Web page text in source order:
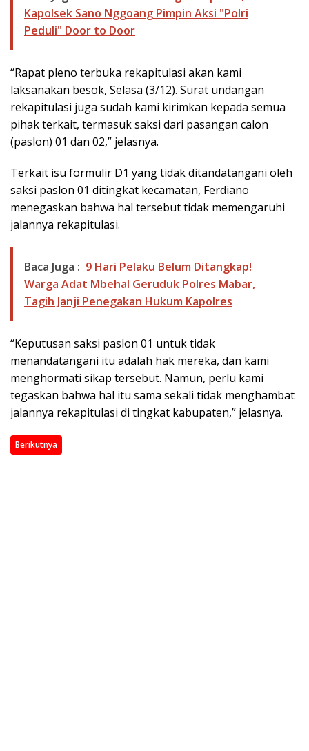
Kapolsek Sano Nggoang Pimpin Aksi "Polri
Peduli" Door to Door
“Rapat pleno terbuka rekapitulasi akan kami
laksanakan besok, Selasa (3/12). Surat undangan
rekapitulasi juga sudah kami kirimkan kepada semua
pihak terkait, termasuk saksi dari pasangan calon
(paslon) 01 dan 02,” jelasnya.
Terkait isu formulir D1 yang tidak ditandatangani oleh
saksi paslon 01 ditingkat kecamatan, Ferdiano
menegaskan bahwa hal tersebut tidak memengaruhi
jalannya rekapitulasi.
Baca Juga : 9 Hari Pelaku Belum Ditangkap!
Warga Adat Mbehal Geruduk Polres Mabar,
Tagih Janji Penegakan Hukum Kapolres
“Keputusan saksi paslon 01 untuk tidak
menandatangani itu adalah hak mereka, dan kami
menghormati sikap tersebut. Namun, perlu kami
tegaskan bahwa hal itu sama sekali tidak menghambat
jalannya rekapitulasi di tingkat kabupaten,” jelasnya.
Berikutnya